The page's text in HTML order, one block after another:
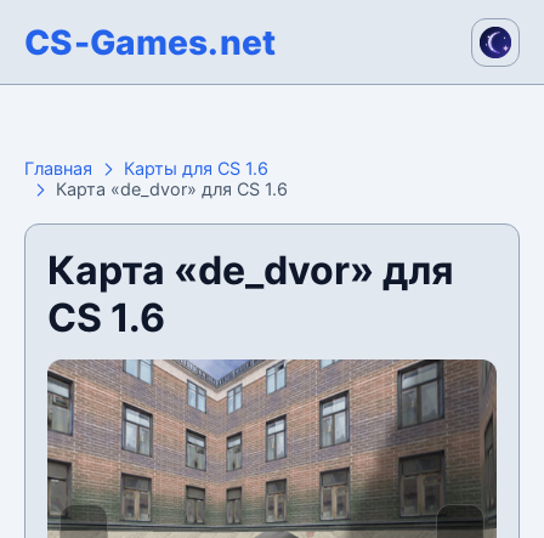
CS-Games.net
Главная
Карты для CS 1.6
Карта «de_dvor» для CS 1.6
Карта «de_dvor» для
CS 1.6